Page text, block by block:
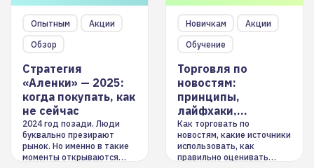
Опытным
Акции
Обзор
Стратегия
«Аленки» — 2025:
когда покупать, как
не сейчас
2024 год позади. Люди
буквально презирают
рынок. Но именно в такие
моменты открываются
Новичкам
Акции
Обучение
Торговля по
новостям:
принципы,
лайфхаки,
инструменты
Как торговать по
новостям, какие источники
использовать, как
правильно оценивать